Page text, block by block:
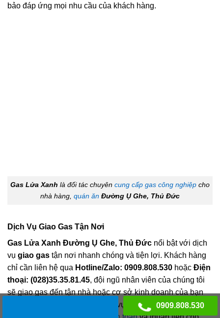
bảo đáp ứng mọi nhu cầu của khách hàng.
Gas Lửa Xanh là đối tác chuyên cung cấp gas công nghiệp cho
nhà hàng, quán ăn Đường Ụ Ghe, Thủ Đức
Dịch Vụ Giao Gas Tận Nơi
Gas Lửa Xanh Đường Ụ Ghe, Thủ Đức nổi bật với dịch
vụ giao gas tận nơi nhanh chóng và tiện lợi. Khách hàng
chỉ cần liên hệ qua Hotline/Zalo: 0909.808.530 hoặc Điện
thoại: (028)35.35.81.45, đội ngũ nhân viên của chúng tôi
sẽ giao gas đến tận nhà hoặc cơ sở kinh doanh của bạn
trong thời gian ngắn nhất. Dịch vụ này không chỉ tiết kiệm
0909.808.530